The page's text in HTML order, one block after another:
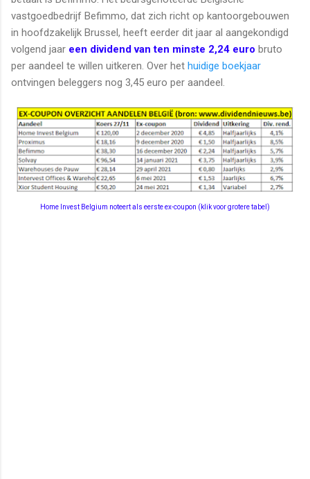
vastgoedbedrijf Befimmo, dat zich richt op kantoorgebouwen
in hoofdzakelijk Brussel, heeft eerder dit jaar al aangekondigd
volgend jaar een dividend van ten minste 2,24 euro bruto
per aandeel te willen uitkeren. Over het huidige boekjaar
ontvingen beleggers nog 3,45 euro per aandeel.
Home Invest Belgium noteert als eerste ex-coupon (klik voor grotere tabel)